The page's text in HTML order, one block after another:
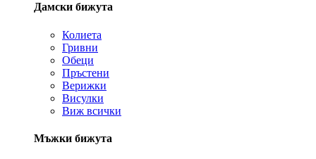
Дамски бижута
Колиета
Гривни
Обеци
Пръстени
Верижки
Висулки
Виж всички
Мъжки бижута